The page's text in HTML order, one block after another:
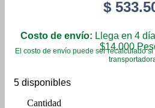
$
Costo de envío: Llega en 4
$14.000
El costo de envío puede ser recalculado
5 disponibles